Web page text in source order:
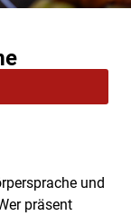
und
präsent